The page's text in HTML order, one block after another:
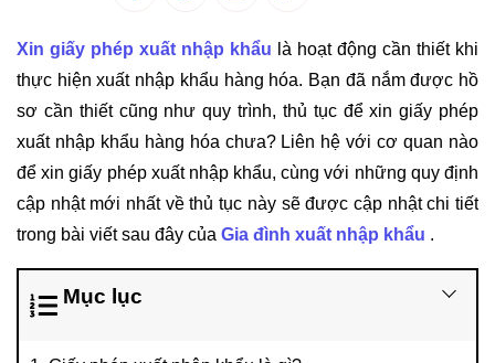
Xin giấy phép xuất nhập khẩu là hoạt động cần thiết khi
thực hiện xuất nhập khẩu hàng hóa. Bạn đã nắm được hồ
sơ cần thiết cũng như quy trình, thủ tục để xin giấy phép
xuất nhập khẩu hàng hóa chưa? Liên hệ với cơ quan nào
để xin giấy phép xuất nhập khẩu, cùng với những quy định
cập nhật mới nhất về thủ tục này sẽ được cập nhật chi tiết
trong bài viết sau đây của Gia đình xuất nhập khẩu .
Mục lục